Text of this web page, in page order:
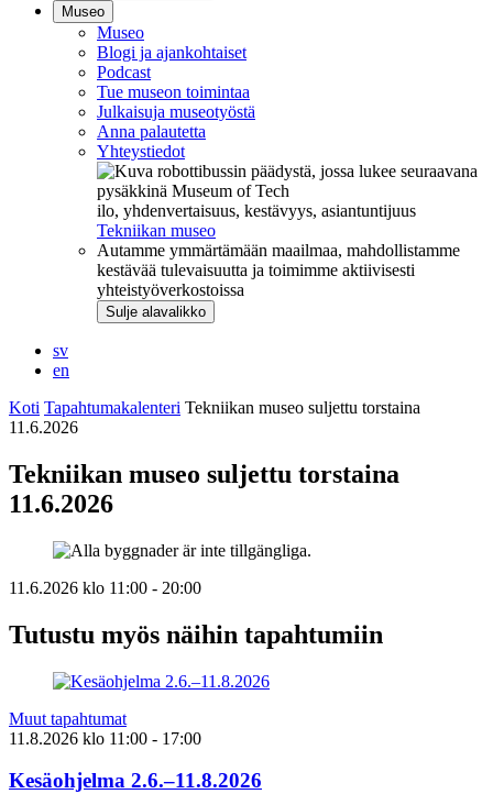
Museo
Museo
Blogi ja ajankohtaiset
Podcast
Tue museon toimintaa
Julkaisuja museotyöstä
Anna palautetta
Yhteystiedot
ilo, yhdenvertaisuus, kestävyys, asiantuntijuus
Tekniikan museo
Autamme ymmärtämään maailmaa, mahdollistamme
kestävää tulevaisuutta ja toimimme aktiivisesti
yhteistyöverkostoissa
Sulje alavalikko
sv
en
Koti Tapahtumakalenteri Tekniikan museo suljettu torstaina
11.6.2026
Tekniikan museo suljettu torstaina
11.6.2026
11.6.2026 klo 11:00 - 20:00
Tutustu myös näihin tapahtumiin
Muut tapahtumat
11.8.2026 klo 11:00 - 17:00
Kesäohjelma 2.6.–11.8.2026